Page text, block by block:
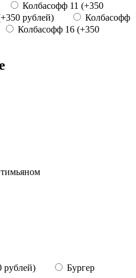
Колбасофф 11 (+350
рублей)
Колбасофф
Колбасофф 16 (+350
тимьяном
рублей)
Бургер